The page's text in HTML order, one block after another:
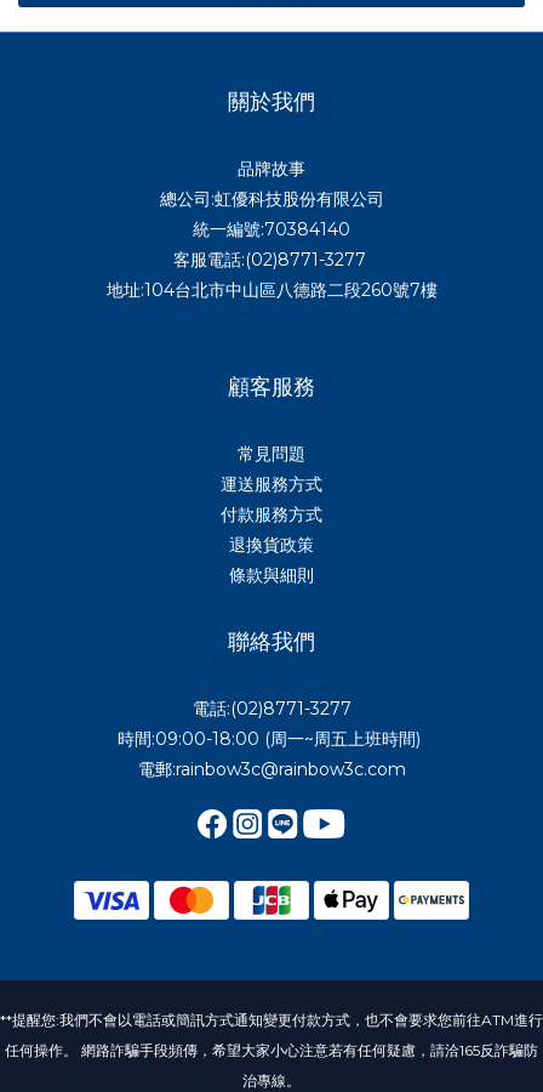
關於我們
品牌故事
總公司:虹優科技股份有限公司
統一編號:70384140
客服電話:(02)8771-3277
地址:104台北市中山區八德路二段260號7樓
顧客服務
常見問題
運送服務方式
付款服務方式
退換貨政策
條款與細則
聯絡我們
電話:(02)8771-3277
時間:09:00-18:00 (周一~周五上班時間)
電郵:rainbow3c@rainbow3c.com
**提醒您:我們不會以電話或簡訊方式通知變更付款方式，也不會要求您前往ATM進行
任何操作。 網路詐騙手段頻傳，希望大家小心注意若有任何疑慮，請洽165反詐騙防
治專線。